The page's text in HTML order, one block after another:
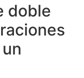
doble